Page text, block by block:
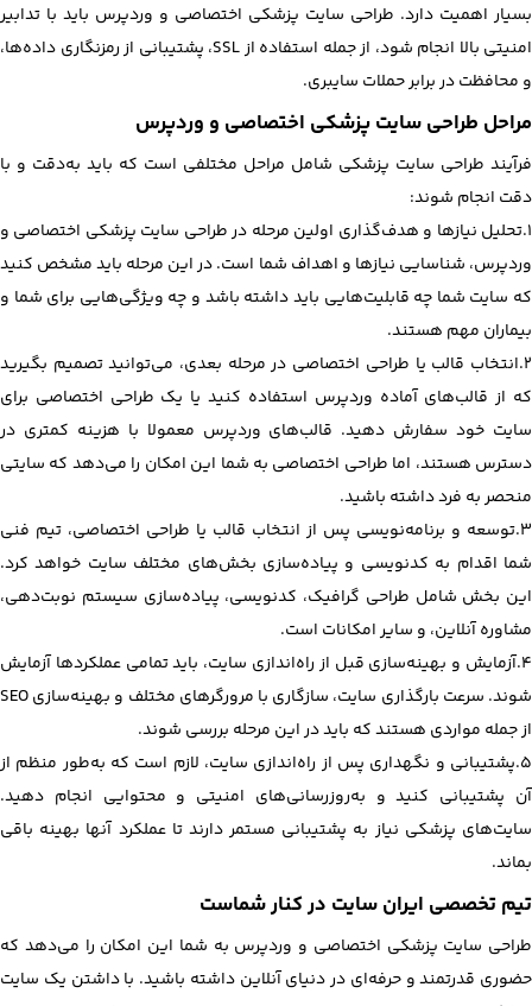
بسیار اهمیت دارد. طراحی سایت پزشکی اختصاصی و وردپرس باید با تدابیر
امنیتی بالا انجام شود، از جمله استفاده از SSL، پشتیبانی از رمزنگاری داده‌ها،
و محافظت در برابر حملات سایبری.
مراحل طراحی سایت پزشکی اختصاصی و وردپرس
فرآیند طراحی سایت پزشکی شامل مراحل مختلفی است که باید به‌دقت و با
دقت انجام شوند:
1.تحلیل نیازها و هدف‌گذاری اولین مرحله در طراحی سایت پزشکی اختصاصی و
وردپرس، شناسایی نیازها و اهداف شما است. در این مرحله باید مشخص کنید
که سایت شما چه قابلیت‌هایی باید داشته باشد و چه ویژگی‌هایی برای شما و
بیماران مهم هستند.
2.انتخاب قالب یا طراحی اختصاصی در مرحله بعدی، می‌توانید تصمیم بگیرید
که از قالب‌های آماده وردپرس استفاده کنید یا یک طراحی اختصاصی برای
سایت خود سفارش دهید. قالب‌های وردپرس معمولا با هزینه کمتری در
دسترس هستند، اما طراحی اختصاصی به شما این امکان را می‌دهد که سایتی
منحصر به فرد داشته باشید.
3.توسعه و برنامه‌نویسی پس از انتخاب قالب یا طراحی اختصاصی، تیم فنی
شما اقدام به کدنویسی و پیاده‌سازی بخش‌های مختلف سایت خواهد کرد.
این بخش شامل طراحی گرافیک، کدنویسی، پیاده‌سازی سیستم نوبت‌دهی،
مشاوره آنلاین، و سایر امکانات است.
4.آزمایش و بهینه‌سازی قبل از راه‌اندازی سایت، باید تمامی عملکردها آزمایش
شوند. سرعت بارگذاری سایت، سازگاری با مرورگرهای مختلف و بهینه‌سازی SEO
از جمله مواردی هستند که باید در این مرحله بررسی شوند.
5.پشتیبانی و نگهداری پس از راه‌اندازی سایت، لازم است که به‌طور منظم از
آن پشتیبانی کنید و به‌روزرسانی‌های امنیتی و محتوایی انجام دهید.
سایت‌های پزشکی نیاز به پشتیبانی مستمر دارند تا عملکرد آنها بهینه باقی
بماند.
تیم تخصصی ایران سایت در کنار شماست
طراحی سایت پزشکی اختصاصی و وردپرس به شما این امکان را می‌دهد که
حضوری قدرتمند و حرفه‌ای در دنیای آنلاین داشته باشید. با داشتن یک سایت